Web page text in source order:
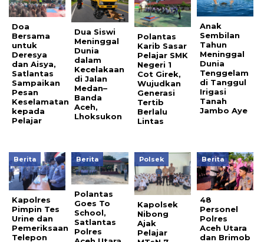
Doa
Bersama
untuk
Deresya
dan Aisya,
Satlantas
Sampaikan
Pesan
Keselamatan
kepada
Pelajar
Dua Siswi
Meninggal
Dunia
dalam
Kecelakaan
di Jalan
Medan–
Banda
Aceh,
Lhoksukon
Polantas
Karib Sasar
Pelajar SMK
Negeri 1
Cot Girek,
Wujudkan
Generasi
Tertib
Berlalu
Lintas
Anak
Sembilan
Tahun
Meninggal
Dunia
Tenggelam
di Tanggul
Irigasi
Tanah
Jambo Aye
Berita
Kapolres
Pimpin Tes
Urine dan
Pemeriksaan
Telepon
Berita
Polantas
Goes To
School,
Satlantas
Polres
Polsek
Kapolsek
Nibong
Ajak
Pelajar
Berita
48
Personel
Polres
Aceh Utara
dan Brimob